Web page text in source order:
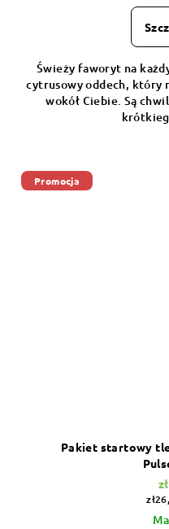
Świeży faworyt na
cytrusowy oddech, który
wokół Ciebie. Są
Promocja
Pakiet startowy
Cena